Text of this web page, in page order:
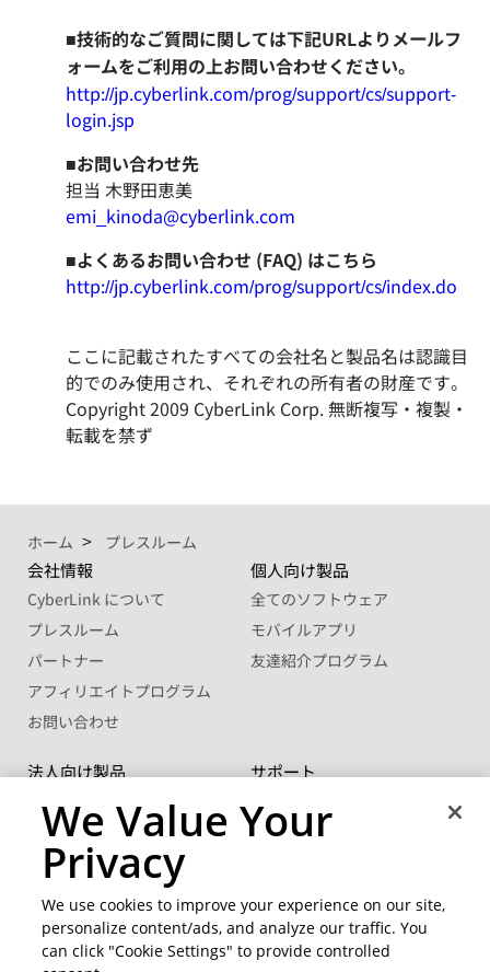
■技術的なご質問に関しては下記URLよりメールフ
ォームをご利用の上お問い合わせください。
http://jp.cyberlink.com/prog/support/cs/support-
login.jsp
■お問い合わせ先
担当 木野田恵美
emi_kinoda@cyberlink.com
■よくあるお問い合わせ (FAQ) はこちら
http://jp.cyberlink.com/prog/support/cs/index.do
ここに記載されたすべての会社名と製品名は認識目
的でのみ使用され、それぞれの所有者の財産です。
Copyright 2009 CyberLink Corp. 無断複写・複製・
転載を禁ず
ホーム プレスルーム
会社情報
CyberLink について
プレスルーム
パートナー
アフィリエイトプログラム
お問い合わせ
個人向け製品
全てのソフトウェア
モバイルアプリ
友達紹介プログラム
法人向け製品
ボリュームライセンス
学生・教職員向け優待販売
サポート
ソフトウェアアップデート
コミュニティー
CyberLink メンバーサイト
地域を変更
We Value Your
Privacy
We use cookies to improve your experience on our site,
personalize content/ads, and analyze our traffic. You
can click "Cookie Settings" to provide controlled